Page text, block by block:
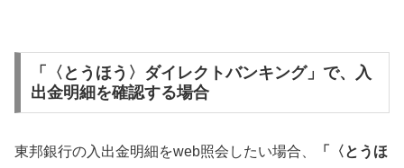
「〈とうほう〉ダイレクトバンキング」で、入
出金明細を確認する場合
東邦銀行の入出金明細をweb照会したい場合、
「〈とうほ